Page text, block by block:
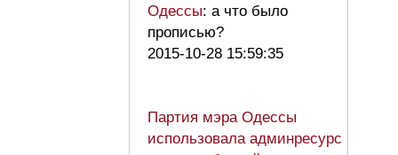
Одессы: а что было
прописью?
2015-10-28 15:59:35
Партия мэра Одессы
использовала админресурс